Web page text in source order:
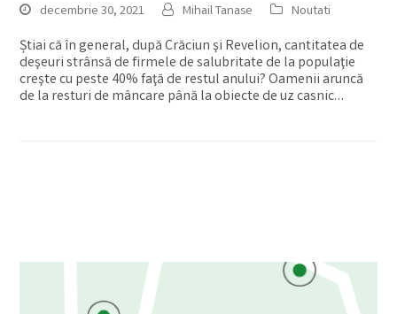
decembrie 30, 2021 Mihail Tanase Noutati
Știai că în general, după Crăciun şi Revelion, cantitatea de
deşeuri strânsă de firmele de salubritate de la populaţie
creşte cu peste 40% faţă de restul anului? Oamenii aruncă
de la resturi de mâncare până la obiecte de uz casnic…